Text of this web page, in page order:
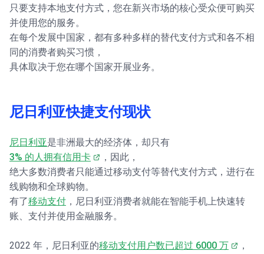
只要支持本地支付方式，您在新兴市场的核心受众便可购买
并使用您的服务。
在每个发展中国家，都有多种多样的替代支付方式和各不相
同的消费者购买习惯，
具体取决于您在哪个国家开展业务。
尼日利亚快捷支付现状
尼日利亚是非洲最大的经济体，却只有
3% 的人拥有信用卡
，因此，
绝大多数消费者只能通过移动支付等替代支付方式，进行在
线购物和全球购物。
有了移动支付 ，尼日利亚消费者就能在智能手机上快速转
账、支付并使用金融服务。
2022 年，尼日利亚的移动支付用户数已超过 6000 万
，